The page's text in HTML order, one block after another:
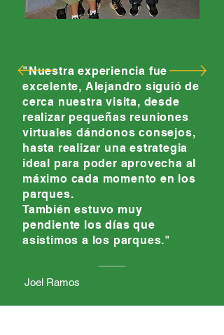
"Nuestra experiencia fue
excelente, Alejandro siguió de
cerca nuestra visita, desde
realizar pequeñas reuniones
virtuales dándonos consejos,
hasta realizar una estrategia
ideal para poder aprovecha al
máximo cada momento en los
parques.
También estuvo muy
pendiente los días que
asistimos a los parques."
Joel Ramos